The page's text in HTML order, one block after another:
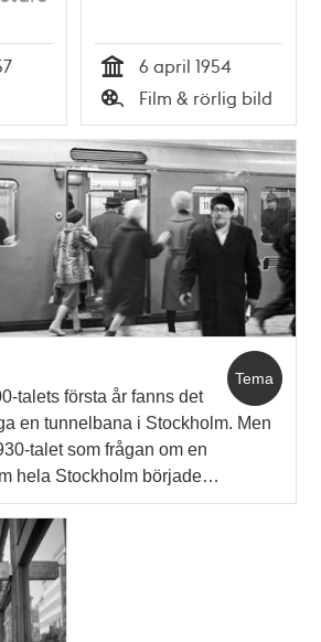
Tid
6 april 1954
Typ
Film & rörlig bild
Tema
talets första år fanns det
en tunnelbana i Stockholm. Men
talet som frågan om en
hela Stockholm började…